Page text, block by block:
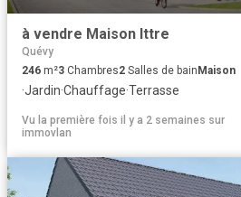
à vendre Maison Ittre
Quévy
246 m²3 Chambres2 Salles de bainMaison
·Jardin·Chauffage·Terrasse
Vu la première fois il y a 2 semaines sur
immovlan